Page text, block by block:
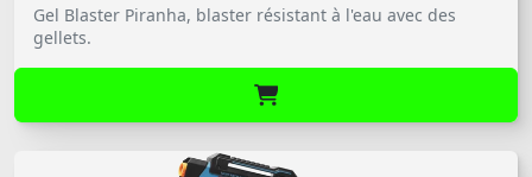
Gel Blaster Piranha, blaster résistant à l'eau avec des
gellets.